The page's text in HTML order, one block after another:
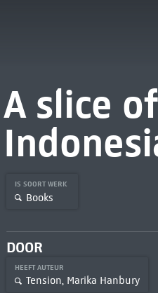
A slice
IS SOORT WERK
Books
DOOR
HEEFT AUTEUR
Tension, Marika Hanbury